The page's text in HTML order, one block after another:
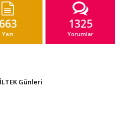
663
Yazı
1325
Yorumlar
Günleri